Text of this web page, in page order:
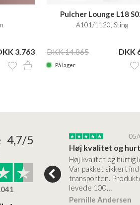
3.763
Pulcher Lounge L18
A101/1120, Sting
DKK 14.865 DKK
På lager
4,7/5
22/01/2026
Varerne
hurtigt, og det
Høj kvalitet og hurtig
Var pakket sikkert
transporten.
levede 100…
Pernille Andersen